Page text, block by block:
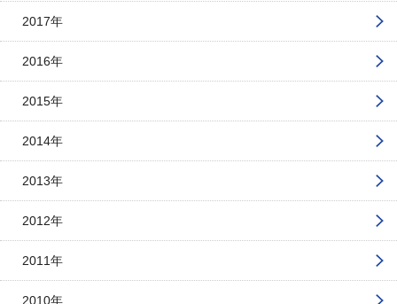
2017年
2016年
2015年
2014年
2013年
2012年
2011年
2010年